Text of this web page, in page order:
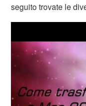
seguito trovate le